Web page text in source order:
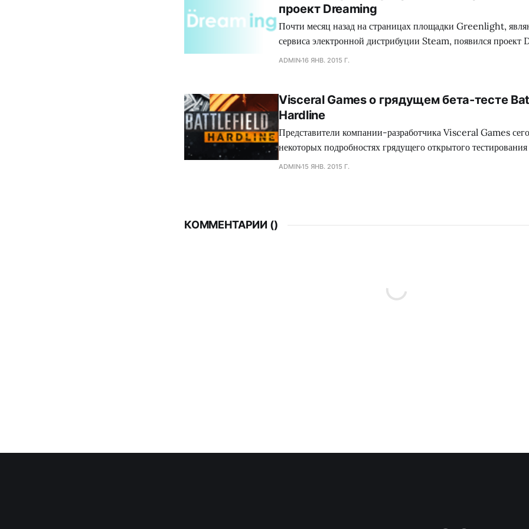
коллектива Dennaton
проект Dreaming
Почти месяц назад на страницах площадки Greenlight,
сервиса электронной дистрибуции Steam, появился
обладающий необыкновенным сеттингом, а также
головоломку с экшеном Mirror`s Edge, хотя сами
ADMIN16 ЯНВ. 2015 Г.
Visceral Games о грядущем бета-тесте
Hardline
Представители компании-разработчика Visceral Games
некоторых подробностях грядущего открытого
сетевого шутера Battlefield: Hardline, а также поделились
ADMIN15 ЯНВ. 2015 Г.
КОММЕНТАРИИ ()